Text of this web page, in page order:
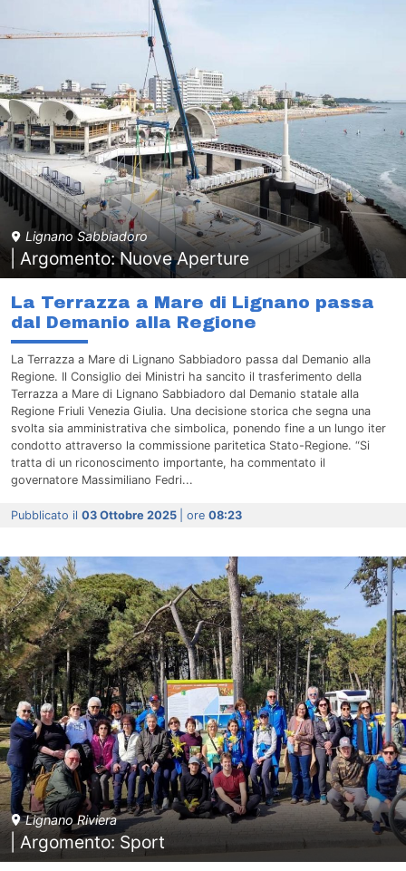
Lignano Sabbiadoro
| Argomento: Nuove Aperture
La Terrazza a Mare di Lignano passa
dal Demanio alla Regione
La Terrazza a Mare di Lignano Sabbiadoro passa dal Demanio alla
Regione. Il Consiglio dei Ministri ha sancito il trasferimento della
Terrazza a Mare di Lignano Sabbiadoro dal Demanio statale alla
Regione Friuli Venezia Giulia. Una decisione storica che segna una
svolta sia amministrativa che simbolica, ponendo fine a un lungo iter
condotto attraverso la commissione paritetica Stato-Regione. “Si
tratta di un riconoscimento importante, ha commentato il
governatore Massimiliano Fedri...
Pubblicato il 03 Ottobre 2025 | ore 08:23
Lignano Riviera
| Argomento: Sport